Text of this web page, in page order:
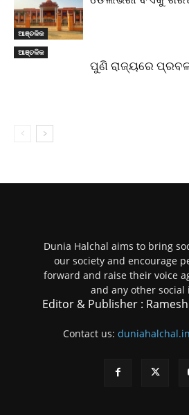
ଆଞ୍ଚଳିକ
ଆଞ୍ଚଳିକ
ପୁଣି ରାଜ୍ୟରେ ପ୍ରବଳ
Dunia Halchal aims to bring
our society and encourage
forward and raise their voice
and any other social
Editor & Publisher :
Contact us: